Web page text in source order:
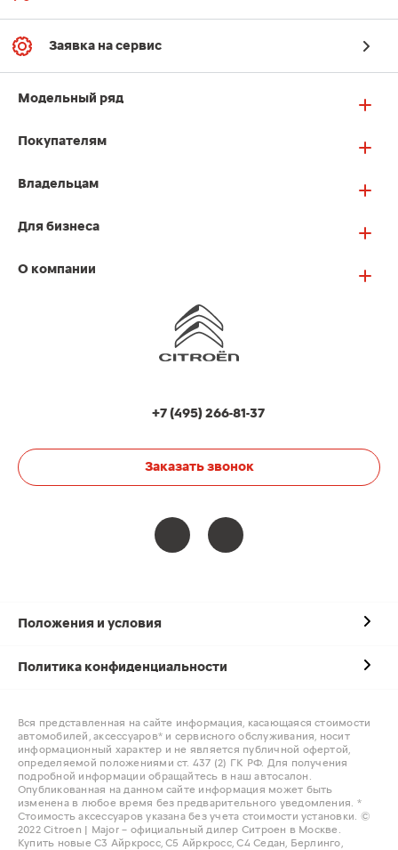
Заявка на сервис
Модельный ряд
Покупателям
Владельцам
Для бизнеса
О компании
+7 (495) 266-81-37
Заказать звонок
Положения и условия
Политика конфиденциальности
Вся представленная на сайте информация, касающаяся стоимости
автомобилей, аксессуаров* и сервисного обслуживания, носит
информационный характер и не является публичной офертой,
определяемой положениями ст. 437 (2) ГК РФ. Для получения
подробной информации обращайтесь в наш автосалон.
Опубликованная на данном сайте информация может быть
изменена в любое время без предварительного уведомления. *
Стоимость аксессуаров указана без учета стоимости установки. ©
2022 Citroen | Major – официальный дилер Ситроен в Москве.
Купить новые С3 Айркросс, С5 Айркросс, С4 Седан, Берлинго,